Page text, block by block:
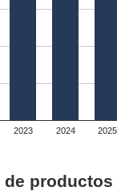
2023 2024 2025